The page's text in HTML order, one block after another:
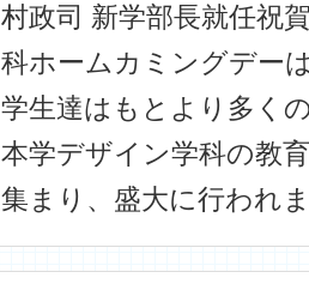
村政司 新学部長就任祝
科ホームカミングデー
学生達はもとより多く
本学デザイン学科の教
集まり、盛大に行われ